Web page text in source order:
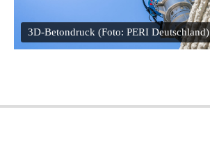
3D-Betondruck (Foto: PERI Deutschland)